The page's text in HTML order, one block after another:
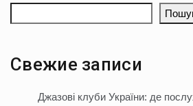
Свежие записи
Джазові клуби України: де